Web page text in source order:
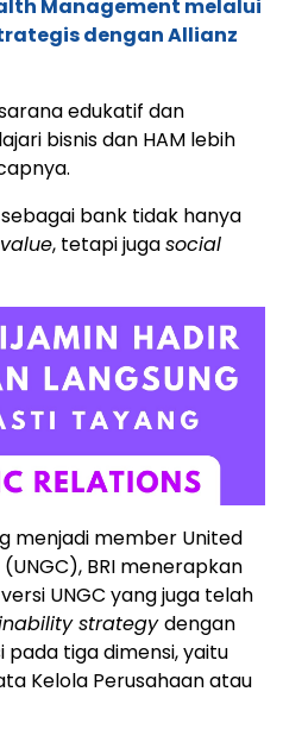
Management melalui
dengan Allianz
edukatif dan
bisnis dan HAM lebih
bank tidak hanya
, tetapi jugasocial
menjadi member United
BRI menerapkan
UNGC yang juga telah
strategydengan
tiga dimensi, yaitu
Kelola Perusahaan atau